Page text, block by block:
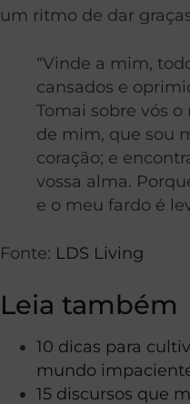
um ritmo de dar
“Vinde a mim,
cansados e
Tomai sobre vós
de mim, que sou
coração; e
vossa alma.
e o meu fardo é
Fonte: LDS Living
Leia também
10 dicas para
mundo
15 discursos que